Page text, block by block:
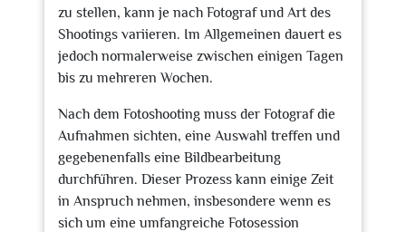
zu stellen, kann je nach Fotograf und Art des
Shootings variieren. Im Allgemeinen dauert es
jedoch normalerweise zwischen einigen Tagen
bis zu mehreren Wochen.
Nach dem Fotoshooting muss der Fotograf die
Aufnahmen sichten, eine Auswahl treffen und
gegebenenfalls eine Bildbearbeitung
durchführen. Dieser Prozess kann einige Zeit
in Anspruch nehmen, insbesondere wenn es
sich um eine umfangreiche Fotosession